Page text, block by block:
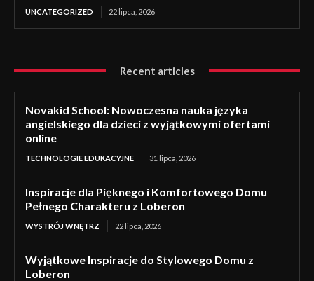
UNCATEGORIZED 22 lipca, 2026
Recent articles
Novakid School: Nowoczesna nauka języka
angielskiego dla dzieci z wyjątkowymi ofertami
online
TECHNOLOGIE EDUKACYJNE 31 lipca, 2026
Inspiracje dla Pięknego i Komfortowego Domu
Pełnego Charakteru z Loberon
WYSTRÓJ WNĘTRZ 22 lipca, 2026
Wyjątkowe Inspiracje do Stylowego Domu z
Loberon